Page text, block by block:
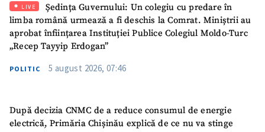
LIVE
Ședința Guvernului: Un colegiu cu predare în
limba română urmează a fi deschis la Comrat. Miniștrii au
aprobat înființarea Instituției Publice Colegiul Moldo-Turc
„Recep Tayyip Erdogan”
POLITIC 5 august 2026, 07:46
După decizia CNMC de a reduce consumul de energie
electrică, Primăria Chișinău explică de ce nu va stinge